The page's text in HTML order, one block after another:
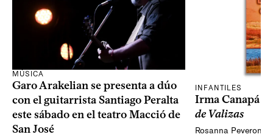
MÚSICA
Garo Arakelian se presenta a dúo
con el guitarrista Santiago Peralta
este sábado en el teatro Macció de
San José
INFANTILES
Irma Canapá
de Valizas
Rosanna Peveroni